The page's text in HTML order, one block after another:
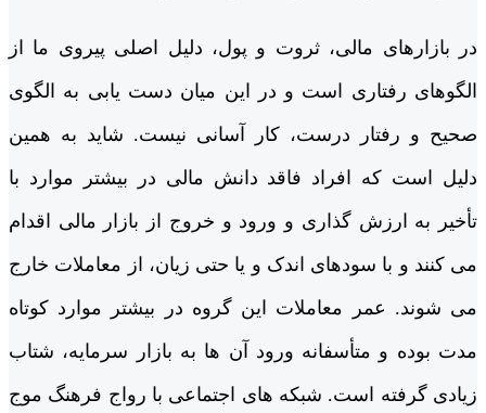
در بازارهای مالی، ثروت و پول، دلیل اصلی پیروی ما از
الگوهای رفتاری است و در این میان دست یابی به الگوی
صحیح و رفتار درست، کار آسانی نیست. شاید به همین
دلیل است که افراد فاقد دانش مالی در بیشتر موارد با
تأخیر به ارزش گذاری و ورود و خروج از بازار مالی اقدام
می کنند و با سودهای اندک و یا حتی زیان، از معاملات خارج
می شوند. عمر معاملات این گروه در بیشتر موارد کوتاه
مدت بوده و متأسفانه ورود آن ها به بازار سرمایه، شتاب
زیادی گرفته است. شبکه های اجتماعی با رواج فرهنگ موج